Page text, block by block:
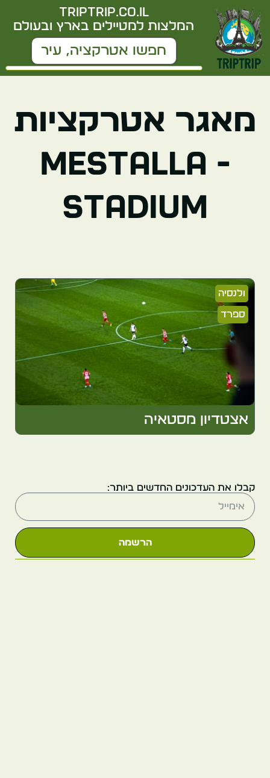
triptrip.co.il
המלצות למטיילים בארץ ובעולם
מאגר אטרקציות
- Mestalla
Stadium
ולנסיה
ספרד
אצטדיון מסטאיה
קבלו את העדכונים החדשים ביותר:
הרשמה